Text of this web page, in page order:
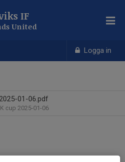
Logga in
IF
United
01-06.pdf
cup 2025-01-06